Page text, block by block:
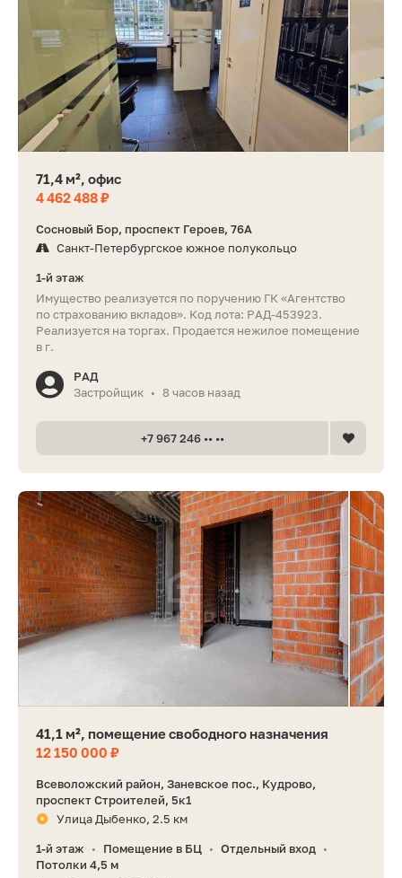
71,4 м², офис
4 462 488 ₽
Сосновый Бор, проспект Героев, 76А
Санкт-Петербургское южное полукольцо
1-й этаж
Имущество реализуется по поручению ГК «Агентство
по страхованию вкладов». Код лота: РАД-453923.
Реализуется на торгах. Продается нежилое помещение
в г.
РАД
Застройщик • 8 часов назад
+7 967 246 •• ••
41,1 м², помещение свободного назначения
12 150 000 ₽
Всеволожский район, Заневское пос., Кудрово,
проспект Строителей, 5к1
Улица Дыбенко, 2.5 км
1-й этаж • Помещение в БЦ • Отдельный вход •
Потолки 4,5 м